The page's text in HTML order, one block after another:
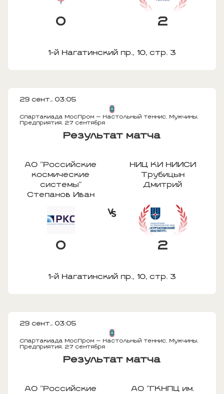
0 2
1-й Нагатинский пр., 10, стр. 3
29 сент., 03:05
Спартакиада МосПром — Настольный теннис. Мужчины.
Предприятия. 27 сентября
Результат матча
АО "Российские
космические
системы"
Степанов Иван
0
НИЦ КИ НИИСИ
Трубицын
Дмитрий
2
1-й Нагатинский пр., 10, стр. 3
29 сент., 03:05
Спартакиада МосПром — Настольный теннис. Мужчины.
Предприятия. 27 сентября
Результат матча
АО "Российские
АО "ГКНПЦ им.